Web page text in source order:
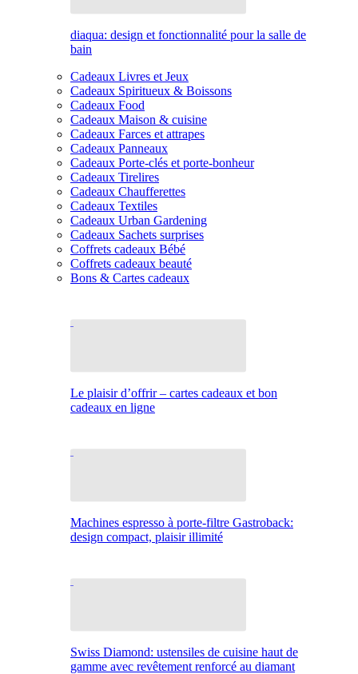
diaqua: design et fonctionnalité pour la salle de
bain
Cadeaux Livres et Jeux
Cadeaux Spiritueux & Boissons
Cadeaux Food
Cadeaux Maison & cuisine
Cadeaux Farces et attrapes
Cadeaux Panneaux
Cadeaux Porte-clés et porte-bonheur
Cadeaux Tirelires
Cadeaux Chaufferettes
Cadeaux Textiles
Cadeaux Urban Gardening
Cadeaux Sachets surprises
Coffrets cadeaux Bébé
Coffrets cadeaux beauté
Bons & Cartes cadeaux
Le plaisir d’offrir – cartes cadeaux et bon
cadeaux en ligne
Machines espresso à porte-filtre Gastroback:
design compact, plaisir illimité
Swiss Diamond: ustensiles de cuisine haut de
gamme avec revêtement renforcé au diamant